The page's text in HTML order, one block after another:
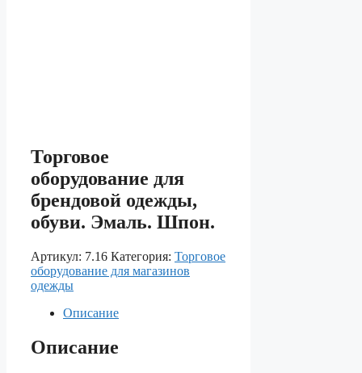
Торговое
оборудование для
брендовой одежды,
обуви. Эмаль. Шпон.
Артикул: 7.16 Категория: Торговое
оборудование для магазинов
одежды
Описание
Описание